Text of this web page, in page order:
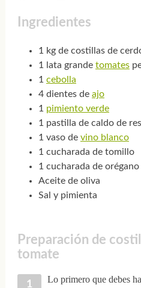
Ingredientes
1 kg de costillas de
1 lata grande tomates
1 cebolla
4 dientes de ajo
1 pimiento verde
1 pastilla de caldo de res
1 vaso de vino blanco
1 cucharada de tomillo
1 cucharada de orégano
Aceite de oliva
Sal y pimienta
Preparación de
tomate
Lo primero que debes